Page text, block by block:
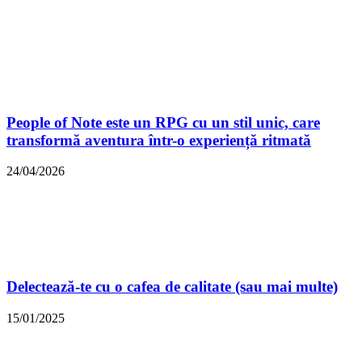
People of Note este un RPG cu un stil unic, care
transformă aventura într-o experiență ritmată
24/04/2026
Delectează-te cu o cafea de calitate (sau mai multe)
15/01/2025